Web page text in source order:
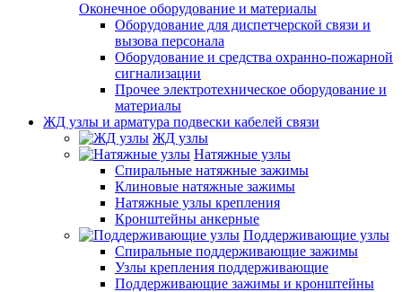
Оконечное оборудование и материалы
Оборудование для диспетчерской связи и
вызова персонала
Оборудование и средства охранно-пожарной
сигнализации
Прочее электротехническое оборудование и
материалы
ЖД узлы и арматура подвески кабелей связи
ЖД узлы
Натяжные узлы
Спиральные натяжные зажимы
Клиновые натяжные зажимы
Натяжные узлы крепления
Кронштейны анкерные
Поддерживающие узлы
Спиральные поддерживающие зажимы
Узлы крепления поддерживающие
Поддерживающие зажимы и кронштейны